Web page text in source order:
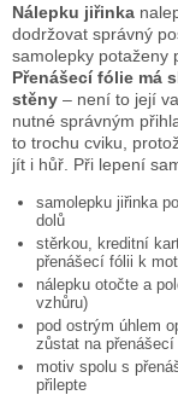
Nálepku jiřinka
dodržovat správný
samolepky potaženy
Přenášecí fólie má
stěny – není to její
nutné správným
to trochu cviku,
jít i hůř. Při lepení
samolepku jiřinka
dolů
stěrkou, kreditní
přenášecí fólii k
nálepku otočte a
vzhůru)
pod ostrým úhlem
zůstat na přenášecí
motiv spolu s
přilepte